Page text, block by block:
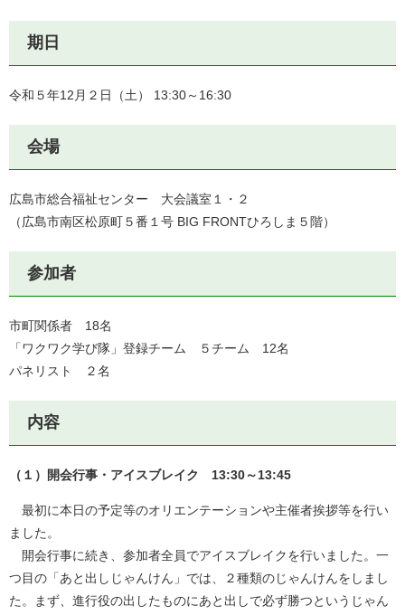
期日
令和５年12月２日（土） 13:30～16:30
会場
広島市総合福祉センター 大会議室１・２
（広島市南区松原町５番１号 BIG FRONTひろしま５階）
参加者
市町関係者 18名
「ワクワク学び隊」登録チーム ５チーム 12名
パネリスト ２名
内容
（１）開会行事・アイスブレイク 13:30～13:45
最初に本日の予定等のオリエンテーションや主催者挨拶等を行い
ました。
開会行事に続き、参加者全員でアイスブレイクを行いました。一
つ目の「あと出しじゃんけん」では、２種類のじゃんけんをしまし
た。まず、進行役の出したものにあと出しで必ず勝つというじゃん